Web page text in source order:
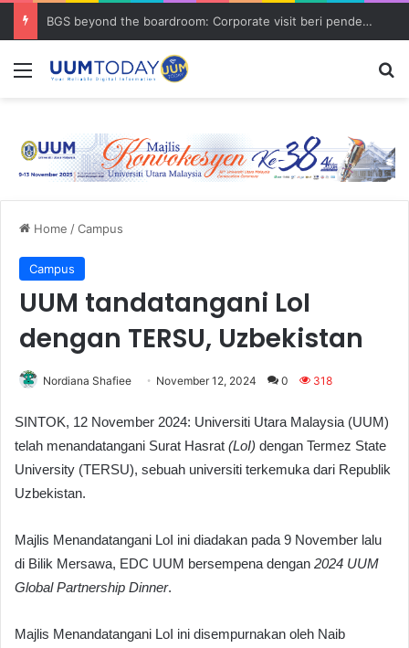
BGS beyond the boardroom: Corporate visit beri pendedahan dunia korporat kepada PELAJAR UUM
Menu
Home /Campus
Campus
UUM tandatangani LoI
dengan TERSU, Uzbekistan
Nordiana Shafiee November 12, 2024 0 318
SINTOK, 12 November 2024: Universiti Utara Malaysia (UUM)
telah menandatangani Surat Hasrat (LoI) dengan Termez State
University (TERSU), sebuah universiti terkemuka dari Republik
Uzbekistan.
Majlis Menandatangani LoI ini diadakan pada 9 November lalu
di Bilik Mersawa, EDC UUM bersempena dengan 2024 UUM
Global Partnership Dinner.
Majlis Menandatangani LoI ini disempurnakan oleh Naib